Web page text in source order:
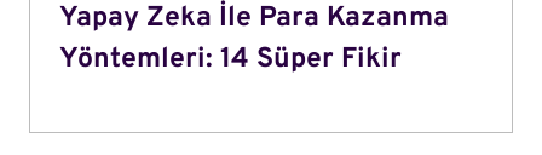
Yapay Zeka İle Para Kazanma
Yöntemleri: 14 Süper Fikir